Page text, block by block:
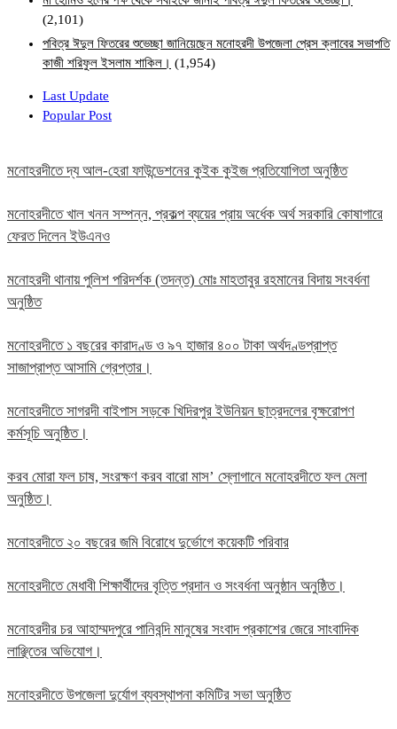
(2,101)
পবিত্র ঈদুল ফিতরের শুভেচ্ছা জানিয়েছেন মনোহরদী উপজেলা প্রেস ক্লাবের সভাপতি
কাজী শরিফুল ইসলাম শাকিল। (1,954)
Last Update
Popular Post
মনোহরদীতে দ্য আল-হেরা ফাউন্ডেশনের কুইক কুইজ প্রতিযোগিতা অনুষ্ঠিত
মনোহরদীতে খাল খনন সম্পন্ন, প্রকল্প ব্যয়ের প্রায় অর্ধেক অর্থ সরকারি কোষাগারে
ফেরত দিলেন ইউএনও
মনোহরদী থানায় পুলিশ পরিদর্শক (তদন্ত) মোঃ মাহতাবুর রহমানের বিদায় সংবর্ধনা
অনুষ্ঠিত
মনোহরদীতে ১ বছরের কারাদণ্ড ও ৯৭ হাজার ৪০০ টাকা অর্থদণ্ডপ্রাপ্ত
সাজাপ্রাপ্ত আসামি গ্রেপ্তার।
মনোহরদীতে সাগরদী বাইপাস সড়কে খিদিরপুর ইউনিয়ন ছাত্রদলের বৃক্ষরোপণ
কর্মসূচি অনুষ্ঠিত।
করব মোরা ফল চাষ, সংরক্ষণ করব বারো মাস’ স্লোগানে মনোহরদীতে ফল মেলা
অনুষ্ঠিত।
মনোহরদীতে ২০ বছরের জমি বিরোধে দুর্ভোগে কয়েকটি পরিবার
মনোহরদীতে মেধাবী শিক্ষার্থীদের বৃত্তি প্রদান ও সংবর্ধনা অনুষ্ঠান অনুষ্ঠিত।
মনোহরদীর চর আহাম্মদপুরে পানিবন্দি মানুষের সংবাদ প্রকাশের জেরে সাংবাদিক
লাঞ্ছিতের অভিযোগ।
মনোহরদীতে উপজেলা দুর্যোগ ব্যবস্থাপনা কমিটির সভা অনুষ্ঠিত